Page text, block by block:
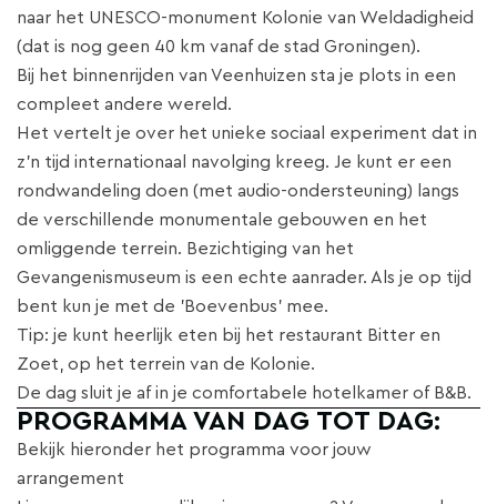
naar het UNESCO-monument Kolonie van Weldadigheid
(dat is nog geen 40 km vanaf de stad Groningen).
Bij het binnenrijden van Veenhuizen sta je plots in een
compleet andere wereld.
Het vertelt je over het unieke sociaal experiment dat in
z’n tijd internationaal navolging kreeg. Je kunt er een
rondwandeling doen (met audio-ondersteuning) langs
de verschillende monumentale gebouwen en het
omliggende terrein. Bezichtiging van het
Gevangenismuseum is een echte aanrader. Als je op tijd
bent kun je met de 'Boevenbus' mee.
Tip: je kunt heerlijk eten bij het restaurant Bitter en
Zoet, op het terrein van de Kolonie.
De dag sluit je af in je comfortabele hotelkamer of B&B.
PROGRAMMA VAN DAG TOT DAG:
Bekijk hieronder het programma voor jouw
arrangement